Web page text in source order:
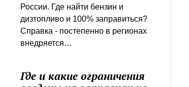
России. Где найти бензин и
дизтопливо и 100% заправиться?
Справка - постепенно в регионах
внедряется…
Где и какие ограничения